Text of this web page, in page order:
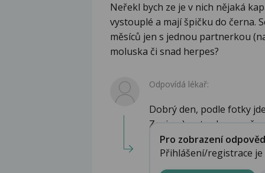
Neřekl bych ze je v nich nějaká
vystouplé a mají špičku do černa.
měsíců jen s jednou partnerkou
moluska či snad herpes?
Odpovídá lékař:
Dobrý den, podle fotky
Zovirax) a stav by se mě...
Pro zobrazení
Přihlášení/registrace